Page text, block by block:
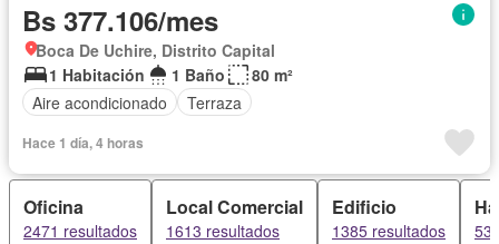
Bs 377.106/mes
Boca De Uchire, Distrito Capital
1 Habitación
1 Baño
80 m²
Aire acondicionado
Terraza
Hace 1 día, 4 horas
Oficina
2471 resultados
Local Comercial
1613 resultados
Edificio
1385 resultados